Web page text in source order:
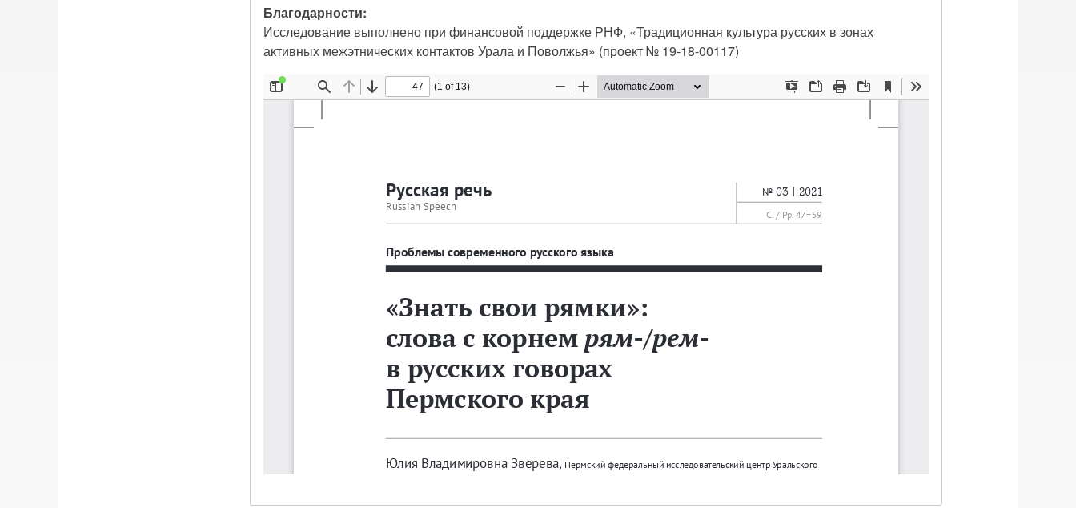
Благодарности:
Исследование выполнено при финансовой поддержке РНФ, «Традиционная культура русских в зонах
активных межэтнических контактов Урала и Поволжья» (проект № 19-18-00117)